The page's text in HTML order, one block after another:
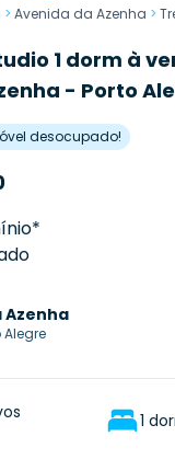
> Avenida da Azenha >
1 dorm à
- Porto
desocupado!
Azenha
Alegre
1